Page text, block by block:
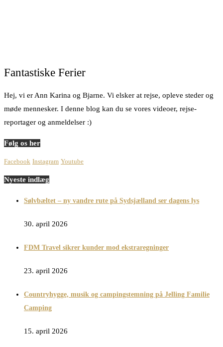
Fantastiske Ferier
Hej, vi er Ann Karina og Bjarne. Vi elsker at rejse, opleve steder og
møde mennesker. I denne blog kan du se vores videoer, rejse-
reportager og anmeldelser :)
Følg os her
Facebook Instagram Youtube
Nyeste indlæg
Sølvbæltet – ny vandre rute på Sydsjælland ser dagens lys
30. april 2026
FDM Travel sikrer kunder mod ekstraregninger
23. april 2026
Countryhygge, musik og campingstemning på Jelling Familie
Camping
15. april 2026